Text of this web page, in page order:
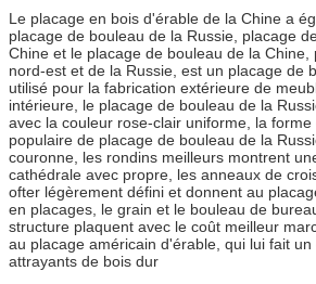
Le placage en bois d'érable de la Chine a
placage de bouleau de la Russie, placage
Chine et le placage de bouleau de la Chine,
nord-est et de la Russie, est un placage de
utilisé pour la fabrication extérieure de
intérieure, le placage de bouleau de la
avec la couleur rose-clair uniforme, la
populaire de placage de bouleau de la
couronne, les rondins meilleurs montrent
cathédrale avec propre, les anneaux de
ofter légèrement défini et donnent au
en placages, le grain et le bouleau de
structure plaquent avec le coût meilleur
au placage américain d'érable, qui lui fait
attrayants de bois dur